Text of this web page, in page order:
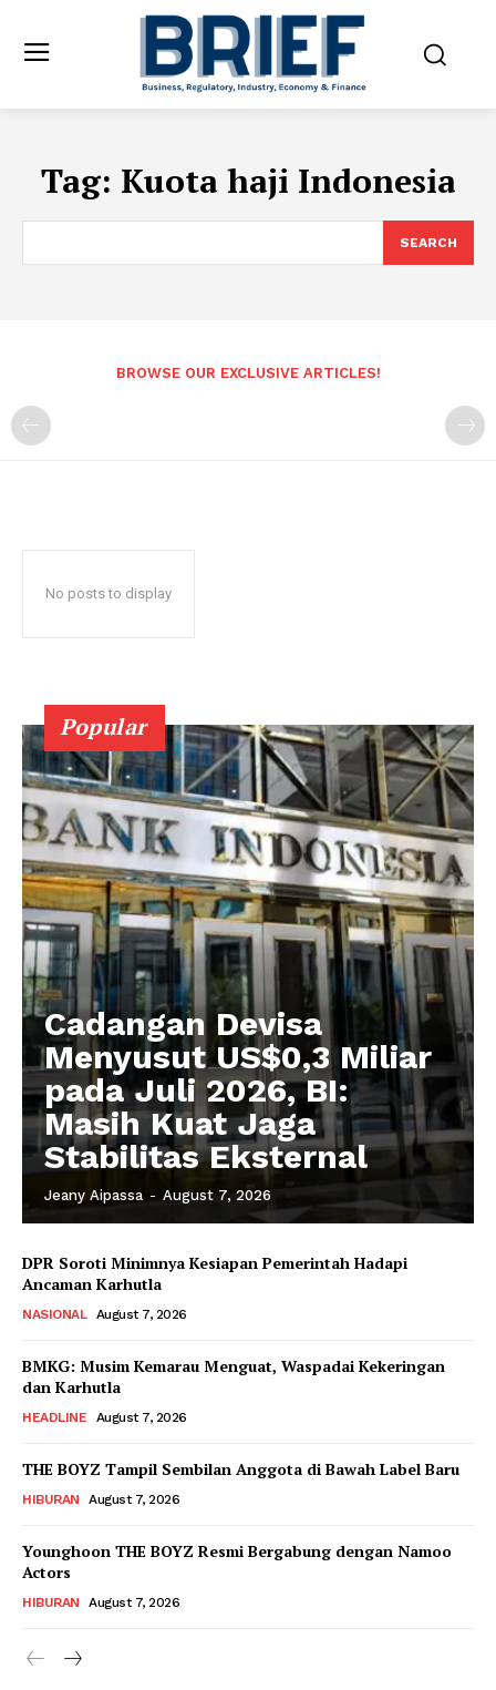
Tag: Kuota haji Indonesia
SEARCH
BROWSE OUR EXCLUSIVE ARTICLES!
No posts to display
Popular
Cadangan Devisa
Menyusut US$0,3 Miliar
pada Juli 2026, BI:
Masih Kuat Jaga
Stabilitas Eksternal
Jeany Aipassa - August 7, 2026
DPR Soroti Minimnya Kesiapan Pemerintah Hadapi
Ancaman Karhutla
NASIONAL August 7, 2026
BMKG: Musim Kemarau Menguat, Waspadai Kekeringan
dan Karhutla
HEADLINE August 7, 2026
THE BOYZ Tampil Sembilan Anggota di Bawah Label Baru
HIBURAN August 7, 2026
Younghoon THE BOYZ Resmi Bergabung dengan Namoo
Actors
HIBURAN August 7, 2026